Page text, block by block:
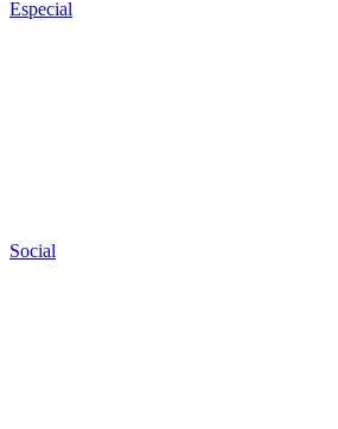
Especial
Social